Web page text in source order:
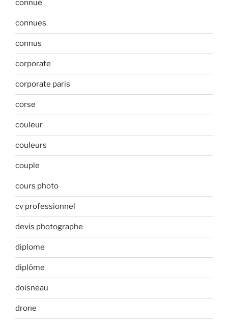
connue
connues
connus
corporate
corporate paris
corse
couleur
couleurs
couple
cours photo
cv professionnel
devis photographe
diplome
diplôme
doisneau
drone